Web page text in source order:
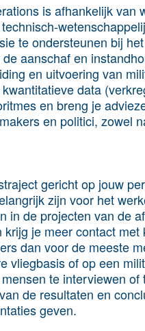
is afhankelijk van
te ondersteunen bij
aanschaf en
en uitvoering van
data
en breng je
en politici, zowel
gericht op jouw
zijn voor het
in de projecten van de
je meer contact met
dan voor de meeste
vliegbasis of op een
te interviewen of
de resultaten en
geven.